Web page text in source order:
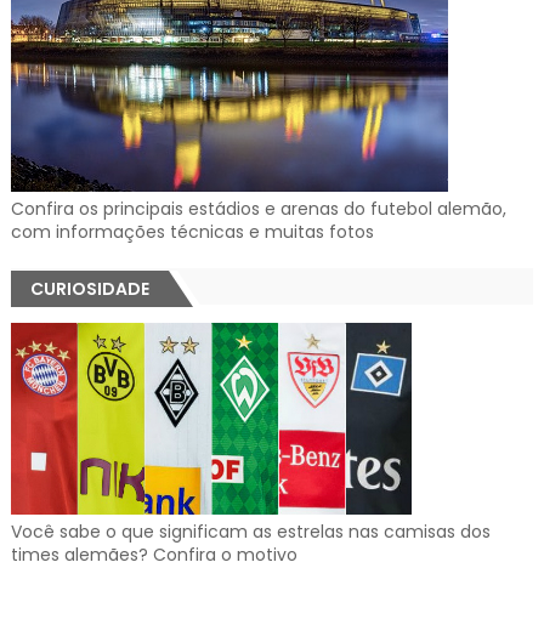
Confira os principais estádios e arenas do futebol alemão,
com informações técnicas e muitas fotos
CURIOSIDADE
Você sabe o que significam as estrelas nas camisas dos
times alemães? Confira o motivo